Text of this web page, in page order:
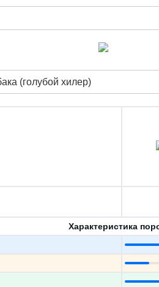
(голубой хилер)
Характеристика